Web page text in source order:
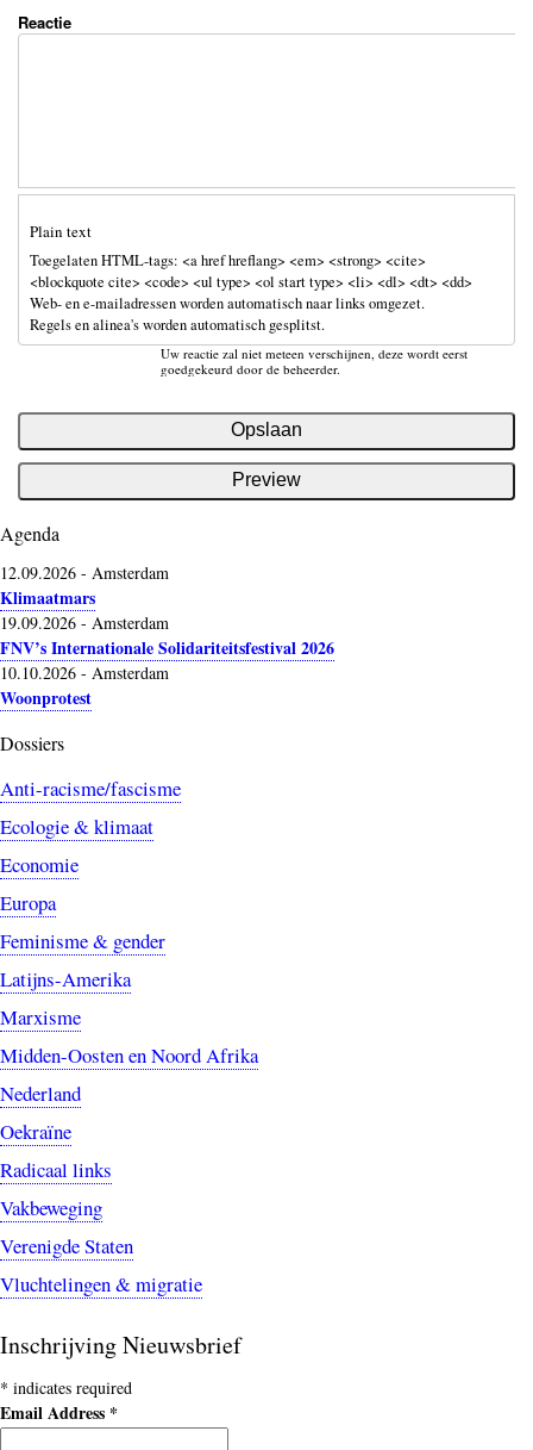
Reactie
Plain text
Toegelaten HTML-tags: <a href hreflang> <em> <strong> <cite>
<blockquote cite> <code> <ul type> <ol start type> <li> <dl> <dt> <dd>
Web- en e-mailadressen worden automatisch naar links omgezet.
Regels en alinea's worden automatisch gesplitst.
Uw reactie zal niet meteen verschijnen, deze wordt eerst
goedgekeurd door de beheerder.
Agenda
12.09.2026 - Amsterdam
Klimaatmars
19.09.2026 - Amsterdam
FNV’s Internationale Solidariteitsfestival 2026
10.10.2026 - Amsterdam
Woonprotest
Dossiers
Anti-racisme/fascisme
Ecologie & klimaat
Economie
Europa
Feminisme & gender
Latijns-Amerika
Marxisme
Midden-Oosten en Noord Afrika
Nederland
Oekraïne
Radicaal links
Vakbeweging
Verenigde Staten
Vluchtelingen & migratie
Inschrijving Nieuwsbrief
* indicates required
Email Address *